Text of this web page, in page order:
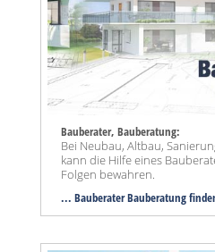
Bauberater, Bauberatung:
Bei Neubau, Altbau,
kann die Hilfe eines
Folgen bewahren.
... Bauberater Bauberatung